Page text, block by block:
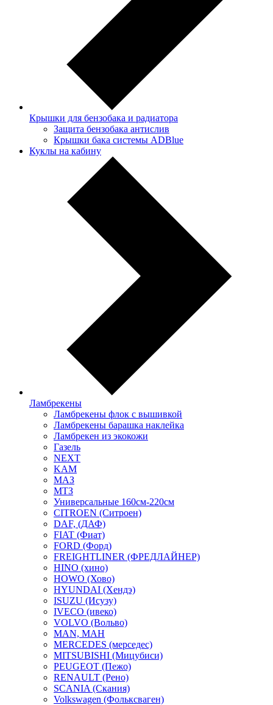
Крышки для бензобака и радиатора
Защита бензобака антислив
Крышки бака системы ADBlue
Куклы на кабину
Ламбрекены
Ламбрекены флок с вышивкой
Ламбрекены барашка наклейка
Ламбрекен из экокожи
Газель
NEXT
KAM
МАЗ
МТЗ
Универсальные 160см-220см
CITROEN (Ситроен)
DAF, (ДАФ)
FIAT (Фиат)
FORD (Форд)
FREIGHTLINER (ФРЕДЛАЙНЕР)
HINO (хино)
HOWO (Хово)
HYUNDAI (Хендэ)
ISUZU (Исузу)
IVECO (ивеко)
VOLVO (Вольво)
MAN, МАН
MERCEDES (мерседес)
MITSUBISHI (Мицубиси)
PEUGEOT (Пежо)
RENAULT (Рено)
SCANIA (Скания)
Volkswagen (Фольксваген)